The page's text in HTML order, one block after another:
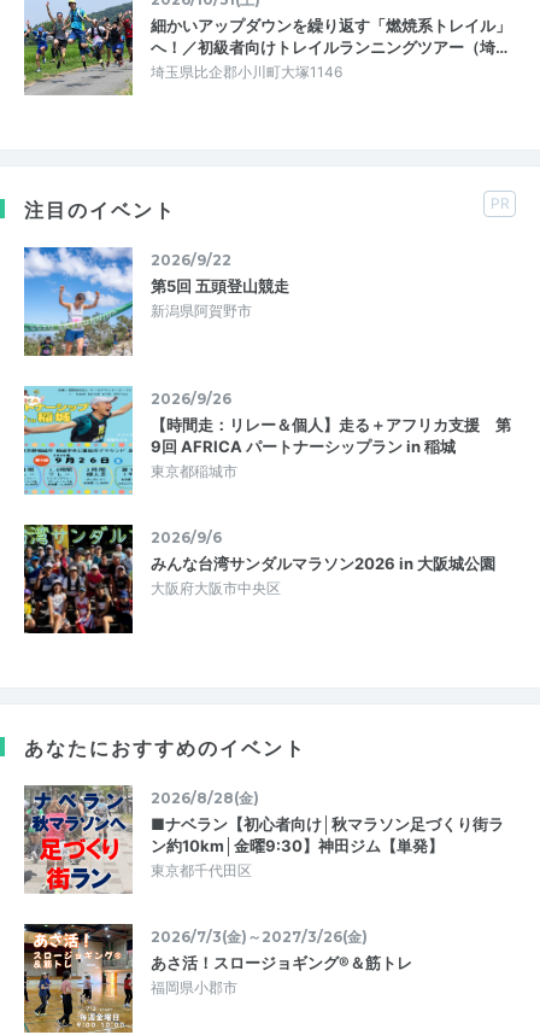
細かいアップダウンを繰り返す「燃焼系トレイル」
へ！／初級者向けトレイルランニングツアー（埼…
埼玉県比企郡小川町大塚1146
注目のイベント PR
2026/9/22
第5回 五頭登山競走
新潟県阿賀野市
2026/9/26
【時間走：リレー＆個人】走る＋アフリカ支援 第
9回 AFRICA パートナーシップラン in 稲城
東京都稲城市
2026/9/6
みんな台湾サンダルマラソン2026 in 大阪城公園
大阪府大阪市中央区
あなたにおすすめのイベント
2026/8/28(金)
■ナベラン【初心者向け│秋マラソン足づくり街ラ
ン約10km│金曜9:30】神田ジム【単発】
東京都千代田区
2026/7/3(金)～2027/3/26(金)
あさ活！スロージョギング®＆筋トレ
福岡県小郡市